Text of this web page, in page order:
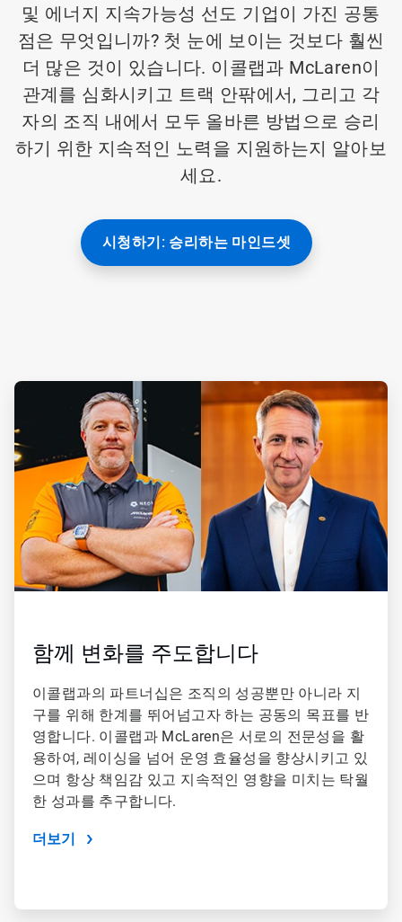
및 에너지 지속가능성 선도 기업이 가진 공통
점은 무엇입니까? 첫 눈에 보이는 것보다 훨씬
더 많은 것이 있습니다. 이콜랩과 McLaren이
관계를 심화시키고 트랙 안팎에서, 그리고 각
자의 조직 내에서 모두 올바른 방법으로 승리
하기 위한 지속적인 노력을 지원하는지 알아보
세요.
시청하기: 승리하는 마인드셋
ArticleTile
함께 변화를 주도합니다
이콜랩과의 파트너십은 조직의 성공뿐만 아니라 지
구를 위해 한계를 뛰어넘고자 하는 공동의 목표를 반
영합니다. 이콜랩과 McLaren은 서로의 전문성을 활
용하여, 레이싱을 넘어 운영 효율성을 향상시키고 있
으며 항상 책임감 있고 지속적인 영향을 미치는 탁월
한 성과를 추구합니다.
더보기